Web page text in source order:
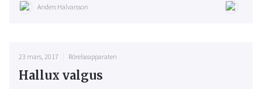
Anders Halvarsson
23 mars, 2017 Rörelseapparaten
Hallux valgus